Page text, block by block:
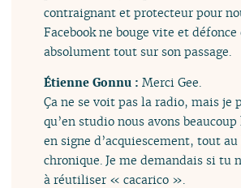
contraignant et protecteur pour
Facebook ne bouge vite et défonce
absolument tout sur son passage.
Étienne Gonnu :Merci Gee.
Ça ne se voit pas la radio, mais je
qu’en studio nous avons
en signe d’acquiescement, tout
chronique. Je me demandais si tu
à réutiliser « cacarico ».